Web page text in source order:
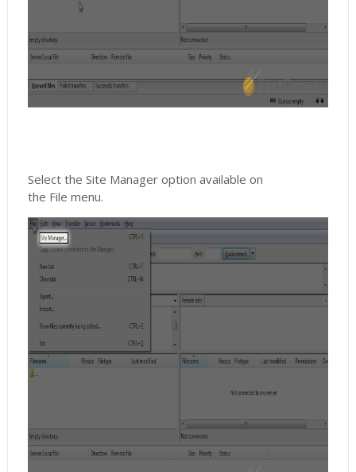
Select the Site Manager option available on
the File menu.